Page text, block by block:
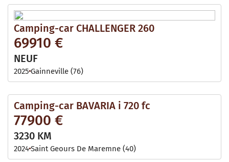
Camping-car CHALLENGER 260
69910 €
NEUF
2025 Gainneville (76)
Camping-car BAVARIA i 720 fc
77900 €
3230 KM
2024Saint Geours De Maremne (40)